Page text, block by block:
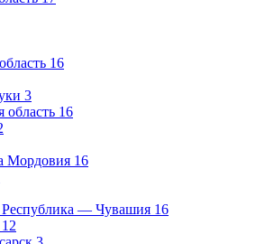
16
3
область 16
Мордовия 16
Республика — Чувашия 16
12